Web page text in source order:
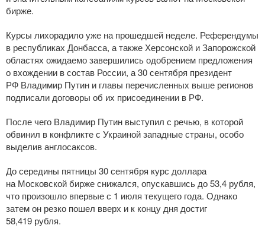
бирже.
Курсы лихорадило уже на прошедшей неделе. Референдумы
в республиках Донбасса, а также Херсонской и Запорожской
областях ожидаемо завершились одобрением предложения
о вхождении в состав России, а 30 сентября президент
РФ Владимир Путин и главы перечисленных выше регионов
подписали договоры об их присоединении в РФ.
После чего Владимир Путин выступил с речью, в которой
обвинил в конфликте с Украиной западные страны, особо
выделив англосаксов.
До середины пятницы 30 сентября курс доллара
на Московской бирже снижался, опускавшись до 53,4 рубля,
что произошло впервые с 1 июля текущего года. Однако
затем он резко пошел вверх и к концу дня достиг
58,419 рубля.